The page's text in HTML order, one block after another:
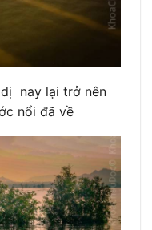
dị nay lại trở nên
nổi đã về